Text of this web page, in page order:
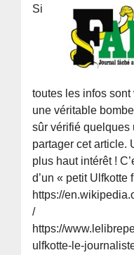
Si
toutes les infos sont
une véritable
sûr vérifié quelques
partager cet article.
plus haut intérêt !
d’un « petit Ulfkotte
https://
/
https://
ulfkotte-le-